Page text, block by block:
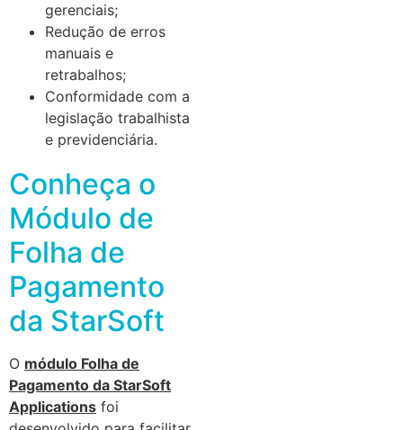
gerenciais;
Redução de erros
manuais e
retrabalhos;
Conformidade com a
legislação trabalhista
e previdenciária.
Conheça o
Módulo de
Folha de
Pagamento
da StarSoft
O módulo Folha de
Pagamento da StarSoft
Applications foi